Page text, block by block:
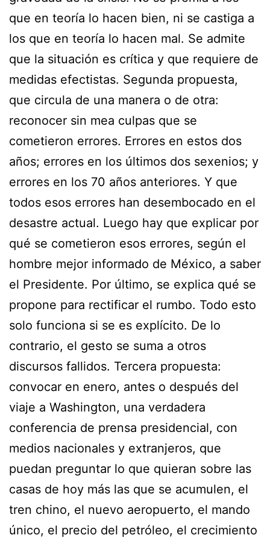
que en teoría lo hacen bien, ni se castiga a
los que en teoría lo hacen mal. Se admite
que la situación es crítica y que requiere de
medidas efectistas. Segunda propuesta,
que circula de una manera o de otra:
reconocer sin mea culpas que se
cometieron errores. Errores en estos dos
años; errores en los últimos dos sexenios; y
errores en los 70 años anteriores. Y que
todos esos errores han desembocado en el
desastre actual. Luego hay que explicar por
qué se cometieron esos errores, según el
hombre mejor informado de México, a saber
el Presidente. Por último, se explica qué se
propone para rectificar el rumbo. Todo esto
solo funciona si se es explícito. De lo
contrario, el gesto se suma a otros
discursos fallidos. Tercera propuesta:
convocar en enero, antes o después del
viaje a Washington, una verdadera
conferencia de prensa presidencial, con
medios nacionales y extranjeros, que
puedan preguntar lo que quieran sobre las
casas de hoy más las que se acumulen, el
tren chino, el nuevo aeropuerto, el mando
único, el precio del petróleo, el crecimiento